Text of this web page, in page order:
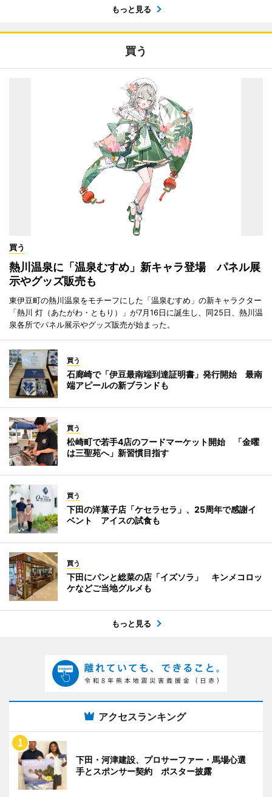
もっと見る
買う
買う
熱川温泉に「温泉むすめ」新キャラ登場 パネル展
示やグッズ販売も
東伊豆町の熱川温泉をモチーフにした「温泉むすめ」の新キャラクター
「熱川 灯（あたがわ・ともり）」が7月16日に誕生し、同25日、熱川温
泉各所でパネル展示やグッズ販売が始まった。
買う
石廊崎で「伊豆最南端到達証明書」発行開始 最南
端アピールの新ブランドも
買う
松崎町で若手4店のフードマーケット開始 「金曜
は三聖苑へ」新習慣目指す
買う
下田の洋菓子店「ケセラセラ」、25周年で感謝イ
ベント アイスの試食も
買う
下田にパンと総菜の店「イズソラ」 キンメコロッ
ケなどご当地グルメも
もっと見る
アクセスランキング
下田・河津建設、プロサーファー・馬場心選
手とスポンサー契約 ポスター披露